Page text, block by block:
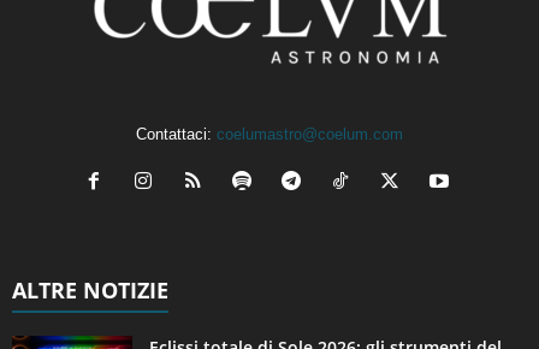
Contattaci: coelumastro@coelum.com
ALTRE NOTIZIE